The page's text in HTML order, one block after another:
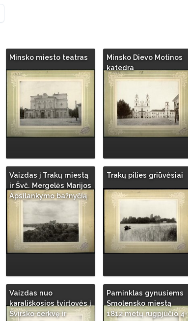
Minsko miesto teatras
Minsko Dievo Motinos
katedra
Vaizdas į Trakų miestą
ir Švč. Mergelės Marijos
Apsilankymo bažnyčią
Trakų pilies griūvėsiai
Vaizdas nuo
karališkosios tvirtovės į
Svirsko cerkvę ir
Paminklas gynusiems
Smolensko miestą
1812 metų rugpjūčio 4-